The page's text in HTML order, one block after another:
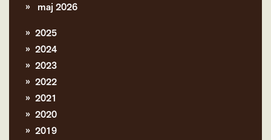
maj 2026
2025
2024
2023
2022
2021
2020
2019